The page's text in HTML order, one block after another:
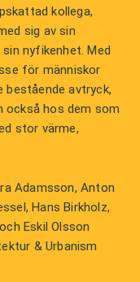
kollega,
sig av sin
nyfikenhet. Med
för människor
bestående avtryck,
också hos dem som
stor värme,
Adamsson, Anton
Hans Birkholz,
Eskil Olsson
& Urbanism